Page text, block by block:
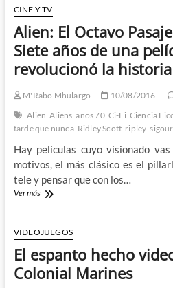
puedes
bañarte
dos
en
el
río
tal
CINE Y TV
Alien: El Octavo
Siete años de una
revolucionó la
M'Rabo Mhulargo 10/08/2016
Alien Aliens años 70 Ci-Fi Ciencia
tarde que nunca Ridley Scott ripley
Hay películas cuyo visionado
motivos, el más clásico es el
tele y pensar que con los…
Ver másAlien:
Pasajero
–
Treinta
Siete
VIDEOJUEGOS
El espanto hecho
Colonial Marines